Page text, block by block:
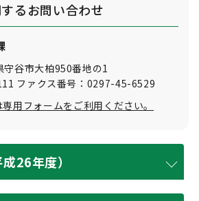
るお問い合わせ
谷市大柏950番地の1
ファクス番号：0297-45-6529
用フォームをご利用ください。
26年度）